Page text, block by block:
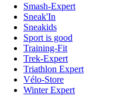
Smash-Expert
Sneak'In
Sneakids
Sport is good
Training-Fit
Trek-Expert
Triathlon Expert
Vélo-Store
Winter Expert